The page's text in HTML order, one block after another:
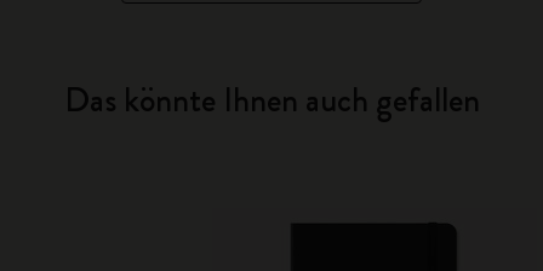
Das könnte Ihnen auch gefallen